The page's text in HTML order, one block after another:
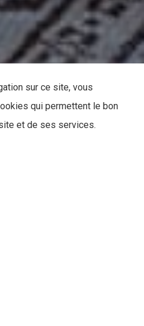
sur ce site, vous
qui permettent le bon
et de ses services.